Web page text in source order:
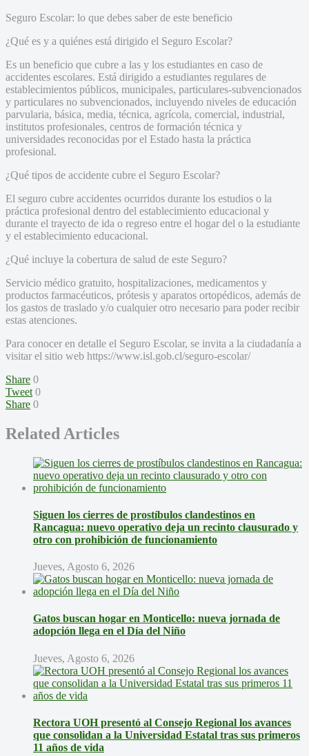
Seguro Escolar: lo que debes saber de este beneficio
¿Qué es y a quiénes está dirigido el Seguro Escolar?
Es un beneficio que cubre a las y los estudiantes en caso de
accidentes escolares. Está dirigido a estudiantes regulares de
establecimientos públicos, municipales, particulares-subvencionados
y particulares no subvencionados, incluyendo niveles de educación
parvularia, básica, media, técnica, agrícola, comercial, industrial,
institutos profesionales, centros de formación técnica y
universidades reconocidas por el Estado hasta la práctica
profesional.
¿Qué tipos de accidente cubre el Seguro Escolar?
El seguro cubre accidentes ocurridos durante los estudios o la
práctica profesional dentro del establecimiento educacional y
durante el trayecto de ida o regreso entre el hogar del o la estudiante
y el establecimiento educacional.
¿Qué incluye la cobertura de salud de este Seguro?
Servicio médico gratuito, hospitalizaciones, medicamentos y
productos farmacéuticos, prótesis y aparatos ortopédicos, además de
los gastos de traslado y/o cualquier otro necesario para poder recibir
estas atenciones.
Para conocer en detalle el Seguro Escolar, se invita a la ciudadanía a
visitar el sitio web https://www.isl.gob.cl/seguro-escolar/
Share 0
Tweet 0
Share 0
Related Articles
Siguen los cierres de prostíbulos clandestinos en
Rancagua: nuevo operativo deja un recinto clausurado y
otro con prohibición de funcionamiento
Jueves, Agosto 6, 2026
Gatos buscan hogar en Monticello: nueva jornada de
adopción llega en el Día del Niño
Jueves, Agosto 6, 2026
Rectora UOH presentó al Consejo Regional los avances
que consolidan a la Universidad Estatal tras sus primeros
11 años de vida